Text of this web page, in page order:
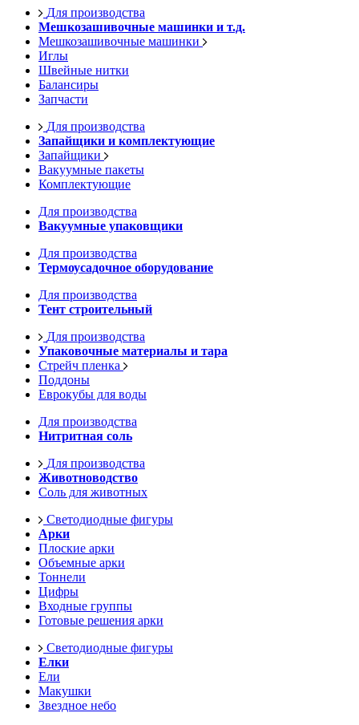
Для производства
Мешкозашивочные машинки и т.д.
Мешкозашивочные машинки
Иглы
Швейные нитки
Балансиры
Запчасти
Для производства
Запайщики и комплектующие
Запайщики
Вакуумные пакеты
Комплектующие
Для производства
Вакуумные упаковщики
Для производства
Термоусадочное оборудование
Для производства
Тент строительный
Для производства
Упаковочные материалы и тара
Стрейч пленка
Поддоны
Еврокубы для воды
Для производства
Нитритная соль
Для производства
Животноводство
Соль для животных
Светодиодные фигуры
Арки
Плоские арки
Объемные арки
Тоннели
Цифры
Входные группы
Готовые решения арки
Светодиодные фигуры
Елки
Ели
Макушки
Звездное небо